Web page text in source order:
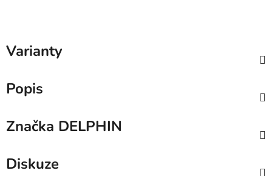
Varianty
Popis
Značka DELPHIN
Diskuze